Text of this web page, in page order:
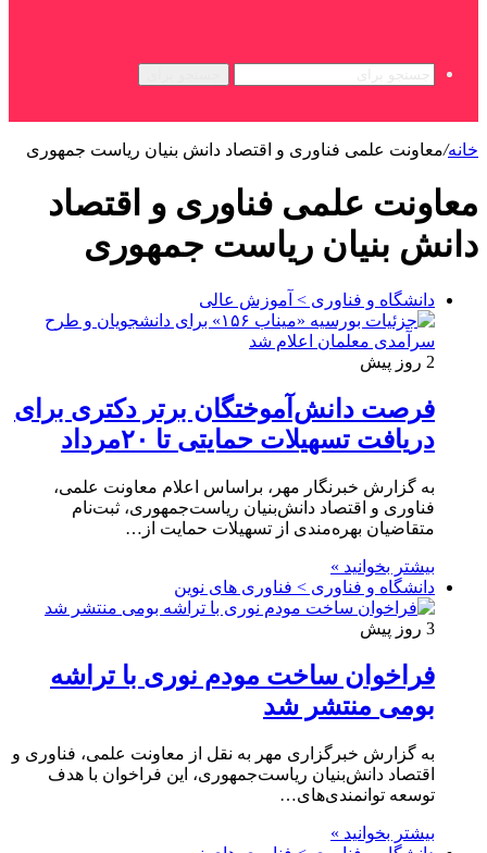
خانه/معاونت علمی فناوری و اقتصاد دانش بنیان ریاست جمهوری
معاونت علمی فناوری و اقتصاد
دانش بنیان ریاست جمهوری
دانشگاه و فناوری > آموزش عالی
2 روز پیش
فرصت دانش‌آموختگان برتر دکتری‌ برای
دریافت تسهیلات حمایتی تا ۲۰مرداد
به گزارش خبرنگار مهر، براساس اعلام معاونت علمی،
فناوری و اقتصاد دانش‌بنیان ریاست‌جمهوری، ثبت‌نام
متقاضیان بهره‌مندی از تسهیلات حمایت از…
بیشتر بخوانید »
دانشگاه و فناوری > فناوری های نوین
3 روز پیش
فراخوان ساخت مودم نوری با تراشه
بومی منتشر شد
به گزارش خبرگزاری مهر به نقل از معاونت علمی، فناوری و
اقتصاد دانش‌بنیان ریاست‌جمهوری، این فراخوان با هدف
توسعه توانمندی‌های…
بیشتر بخوانید »